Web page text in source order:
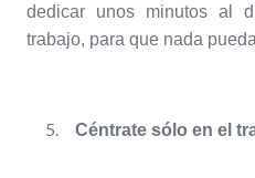
dedicar unos minutos al
trabajo, para que nada
Céntrate sólo en el